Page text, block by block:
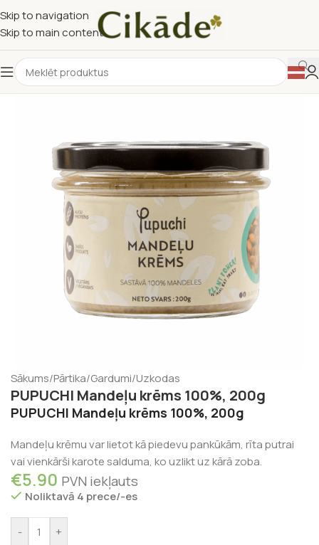
Skip to navigation
Skip to main content
Sākums/Pārtika/Gardumi/Uzkodas
PUPUCHI Mandeļu krēms 100%, 200g
PUPUCHI Mandeļu krēms 100%, 200g
Mandeļu krēmu var lietot kā piedevu pankūkām, rīta putrai
vai vienkārši karote salduma, ko uzlikt uz kārā zoba.
€5.90 PVN iekļauts
Noliktavā 4 prece/-es
- +